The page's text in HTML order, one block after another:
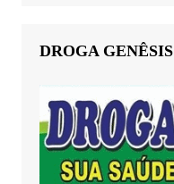
DROGA GENÊSIS